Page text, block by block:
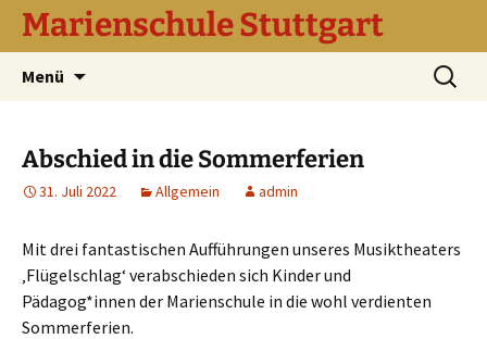
Marienschule Stuttgart
Menü
Suchen
nach:
Abschied in die Sommerferien
31. Juli 2022 Allgemein admin
Mit drei fantastischen Aufführungen unseres Musiktheaters
‚Flügelschlag‘ verabschieden sich Kinder und
Pädagog*innen der Marienschule in die wohl verdienten
Sommerferien.